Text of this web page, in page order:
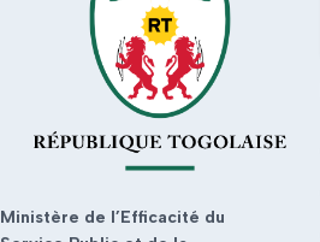
Ministère de l’Efficacité du